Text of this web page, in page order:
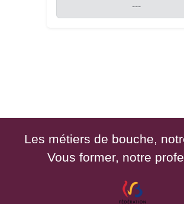
---
Les métiers de bouche,
Vous former, notre